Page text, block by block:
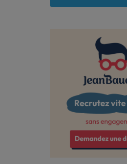
Calvados
Charente-Maritime
Corrèze
Côte-d'Or
Côtes-d'Armor
Creuse